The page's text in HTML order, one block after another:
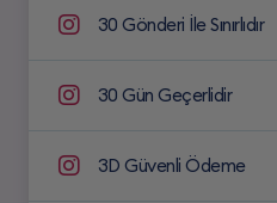
30 Gönderi İle Sınırlıdır
30 Gün Geçerlidir
3D Güvenli Ödeme